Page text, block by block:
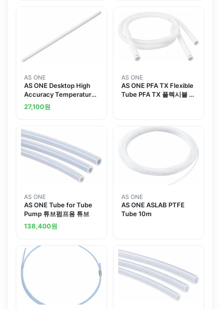
AS ONE
AS ONE Desktop High
Accuracy Temperature
Controller Protection
Tube A
27,100원
AS ONE
AS ONE PFA TX Flexible
Tube PFA TX 플렉시블 튜
AS ONE
AS ONE Tube for Tube
Pump 튜브펌프용 튜브
138,400원
AS ONE
AS ONE ASLAB PTFE
Tube 10m